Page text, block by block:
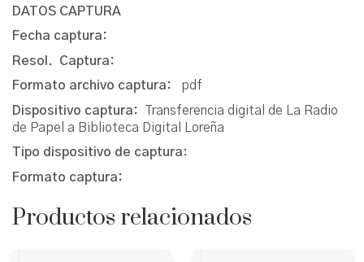
DATOS CAPTURA
Fecha captura:
Resol. Captura:
Formato archivo captura: pdf
Dispositivo captura:
Transferencia digital de La Radio
de Papel a Biblioteca Digital Loreña
Tipo dispositivo de captura:
Formato captura:
Productos relacionados